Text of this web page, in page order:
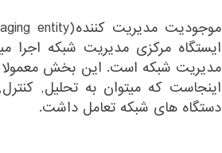
ایستگاه مرکزی مدیریت شبکه
مدیریت شبکه است. این بخش معمولا
اینجاست که میتوان به تحلیل,
دستگاه های شبکه تعامل داشت.